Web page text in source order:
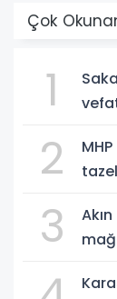
Çok
1
2
3